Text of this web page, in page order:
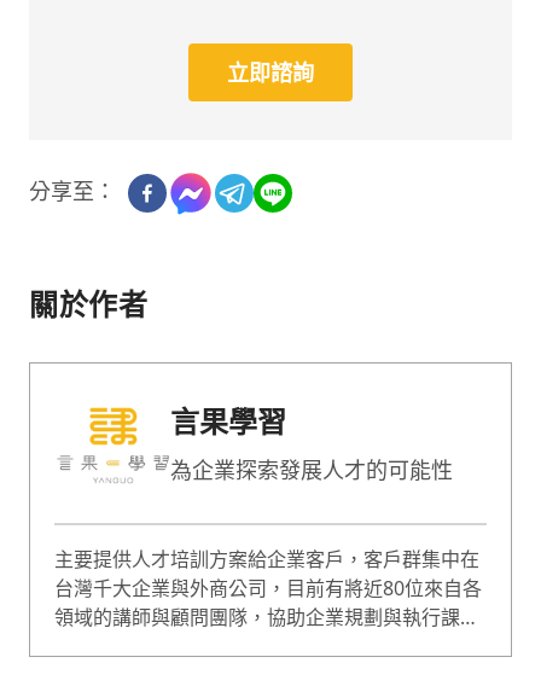
立即諮詢
分享至：
關於作者
言果學習
為企業探索發展人才的可能性
主要提供人才培訓方案給企業客戶，客戶群集中在
台灣千大企業與外商公司，目前有將近80位來自各
領域的講師與顧問團隊，協助企業規劃與執行課